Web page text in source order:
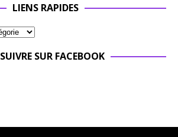
LIENS RAPIDES
SUIVRE SUR FACEBOOK